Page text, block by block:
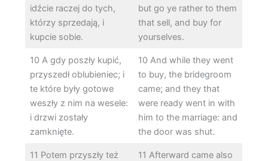
idźcie raczej do tych,
którzy sprzedają, i
kupcie sobie.
but go ye rather to them
that sell, and buy for
yourselves.
10 A gdy poszły kupić,
przyszedł oblubieniec; i
te które były gotowe
weszły z nim na wesele:
i drzwi zostały
zamknięte.
10 And while they went
to buy, the bridegroom
came; and they that
were ready went in with
him to the marriage: and
the door was shut.
11 Potem przyszły też
11 Afterward came also